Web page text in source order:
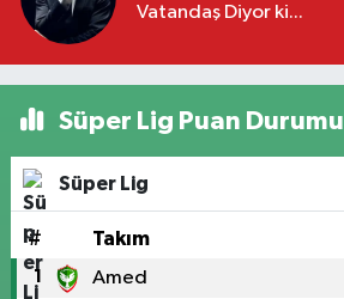
Vatandaş Diyor ki...
Süper Lig Puan Durumu
Süper Lig
# Takım
1 Amed